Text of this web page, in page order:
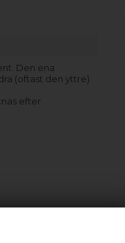
Den ena
(oftast den yttre)
efter